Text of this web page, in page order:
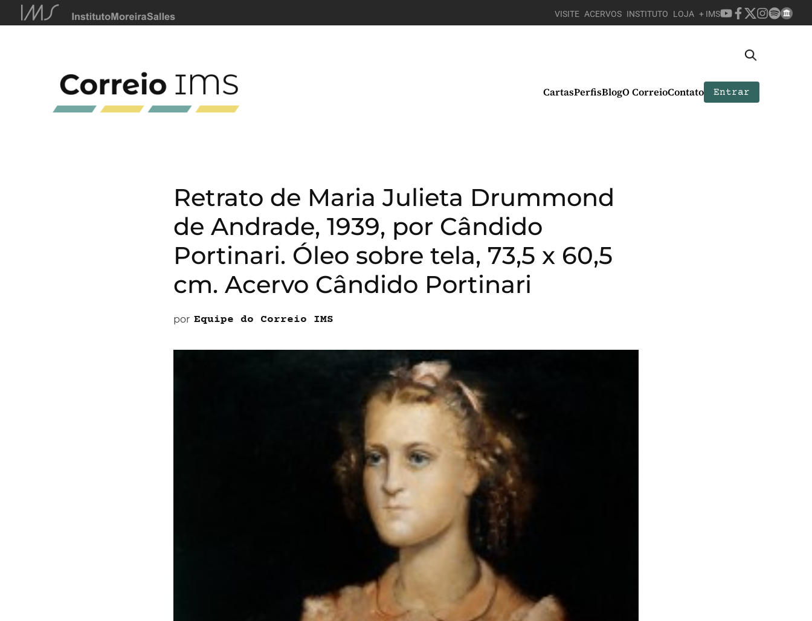
VISITE ACERVOS INSTITUTO LOJA + IMS
CartasPerfisBlogO CorreioContato Entrar
Retrato de Maria Julieta Drummond
de Andrade, 1939, por Cândido
Portinari. Óleo sobre tela, 73,5 x 60,5
cm. Acervo Cândido Portinari
por Equipe do Correio IMS